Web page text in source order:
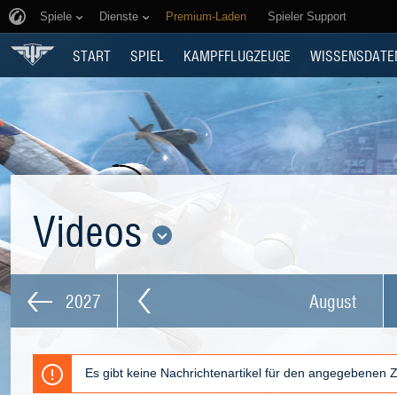
Spiele Dienste Premium-Laden Spieler Support
START SPIEL KAMPFFLUGZEUGE
Videos
2027 August
Es gibt keine Nachrichtenartikel für den angegebenen